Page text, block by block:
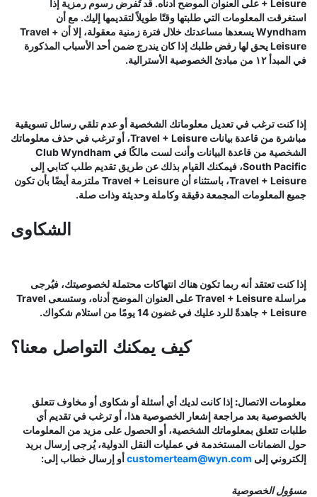
+ Leisure على العنوان الموضح أدناه. قد تُفرض رسوم رمزية إذا
استغرقت المعلومات التي طلبتها وقتًا طويلاً لتقديمها إليك. مع أن
Wyndham يسعدها مساعدتك خلال فترة زمنية معقولة، إلا أن Travel +
Leisure يحق لها رفض طلبك إذا كان يندرج ضمن أحد الأسباب المذكورة
في المبدأ ١٢ من مبادئ الخصوصية الأسترالية.
إذا كنت ترغب في تعديل معلوماتك الشخصية أو عدم تلقي رسائل تسويقية
مباشرة من قاعدة بيانات Travel + Leisure، أو ترغب في حذف معلوماتك
الشخصية من قاعدة البيانات وأنت لست مالكًا في Club Wyndham
South Pacific، فيمكنك القيام بذلك عن طريق تقديم طلب كتابي إلى
Travel + Leisure، باستثناء أن Travel + Leisure ملتزمة أيضًا بأن تكون
جميع المعلومات المجمعة دقيقة وكاملة وحديثة وذات صلة.
الشكاوى
إذا كنت تعتقد أنه ربما تكون هناك انتهاكات محتملة لخصوصيتك، فيُرجى
مراسلة Travel + Leisure على العنوان الموضح أدناه، وستسعى Travel
+ Leisure جاهدةً للرد عليك في غضون 14 يومًا من استلام شكواك.
كيف يمكنك التواصل معنا؟
معلومات الاتصال:إذا كانت لديك أي أسئلة أو شكاوى أو مخاوف تتعلق
بالخصوصية بعد مراجعة إشعار الخصوصية هذا، أو ترغب في تقديم أي
طلبات تتعلق بمعلوماتك الشخصية، أو الحصول على مزيد من المعلومات
حول الضمانات المستخدمة في عمليات النقل الدولية، يُرجى إرسال بريد
إلكتروني إلى customerteam@wyn.comأو إرسال خطاب إلى:
مسؤول الخصوصية